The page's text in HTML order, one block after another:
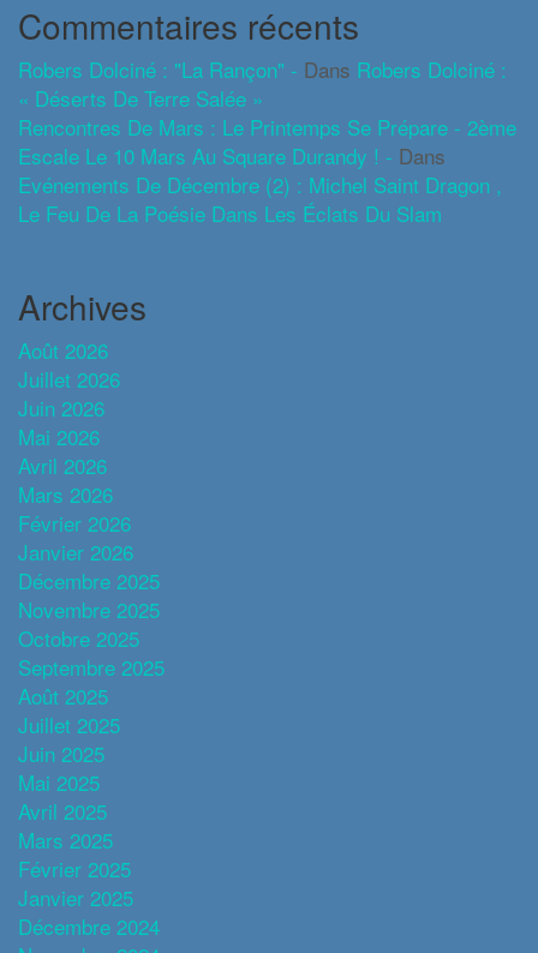
Commentaires récents
Robers Dolciné : "La Rançon" - Dans Robers Dolciné :
« Déserts De Terre Salée »
Rencontres De Mars : Le Printemps Se Prépare - 2ème
Escale Le 10 Mars Au Square Durandy ! - Dans
Evénements De Décembre (2) : Michel Saint Dragon ,
Le Feu De La Poésie Dans Les Éclats Du Slam
Archives
Août 2026
Juillet 2026
Juin 2026
Mai 2026
Avril 2026
Mars 2026
Février 2026
Janvier 2026
Décembre 2025
Novembre 2025
Octobre 2025
Septembre 2025
Août 2025
Juillet 2025
Juin 2025
Mai 2025
Avril 2025
Mars 2025
Février 2025
Janvier 2025
Décembre 2024